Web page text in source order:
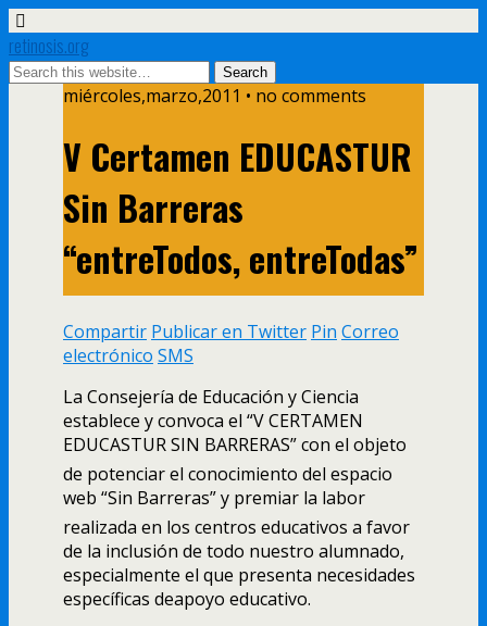
retinosis.org
miércoles,marzo,2011 • no comments
V Certamen EDUCASTUR
Sin Barreras
“entreTodos, entreTodas”
Compartir Publicar en Twitter Pin Correo
electrónico SMS
La Consejerí­a de Educación y Ciencia
establece y convoca el “V CERTAMEN
EDUCASTUR SIN BARRERAS” con el objeto
de potenciar el conocimiento del espacio
web “Sin Barreras” y premiar la labor
realizada en los centros educativos a favor
de la inclusión de todo nuestro alumnado,
especialmente el que presenta necesidades
especí­ficas deapoyo educativo.